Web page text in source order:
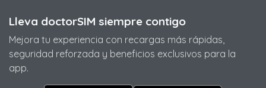
Lleva doctorSIM siempre contigo
Mejora tu experiencia con recargas más rápidas,
seguridad reforzada y beneficios exclusivos para la
app.